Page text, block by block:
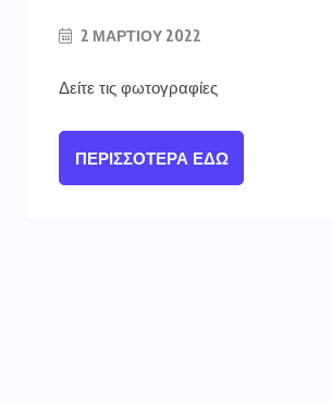
2 ΜΑΡΤΊΟΥ 2022
Δείτε τις φωτογραφίες
ΠΕΡΙΣΣΌΤΕΡΑ ΕΔΏ